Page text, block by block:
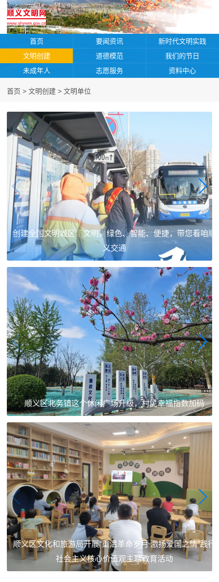
首页 要闻资讯
新时代文明实践
文明创建
道德模范
我们的节日
未成年人
志愿服务 资料中心
首页 > 文明创建 > 文明单位
创建全国文明城区｜文明、绿色、智能、便捷，带您看咱顺
义交通
顺义区北务镇这个休闲广场升级，村民幸福指数加码
顺义区文化和旅游局开展“重温革命岁月 激扬爱国之情”践行
社会主义核心价值观主题教育活动